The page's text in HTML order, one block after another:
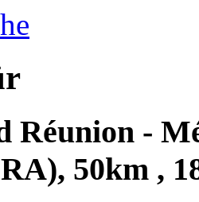
Réunion -
50km ,